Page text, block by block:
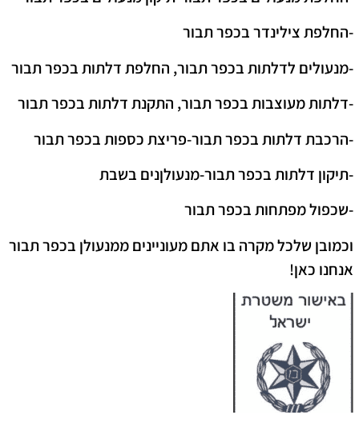
-החלפת צילינדר בכפר תבור
-מנעולים לדלתות בכפר תבור, החלפת דלתות בכפר תבור
-דלתות מעוצבות בכפר תבור, התקנת דלתות בכפר תבור
-הרכבת דלתות בכפר תבור-פריצת כספות בכפר תבור
-תיקון דלתות בכפר תבור-מנעולןנים בשבת
-שכפול מפתחות בכפר תבור
וכמובן שלכל מקרה בו אתם מעוניינים ממנעולן בכפר תבור
אנחנו כאן!